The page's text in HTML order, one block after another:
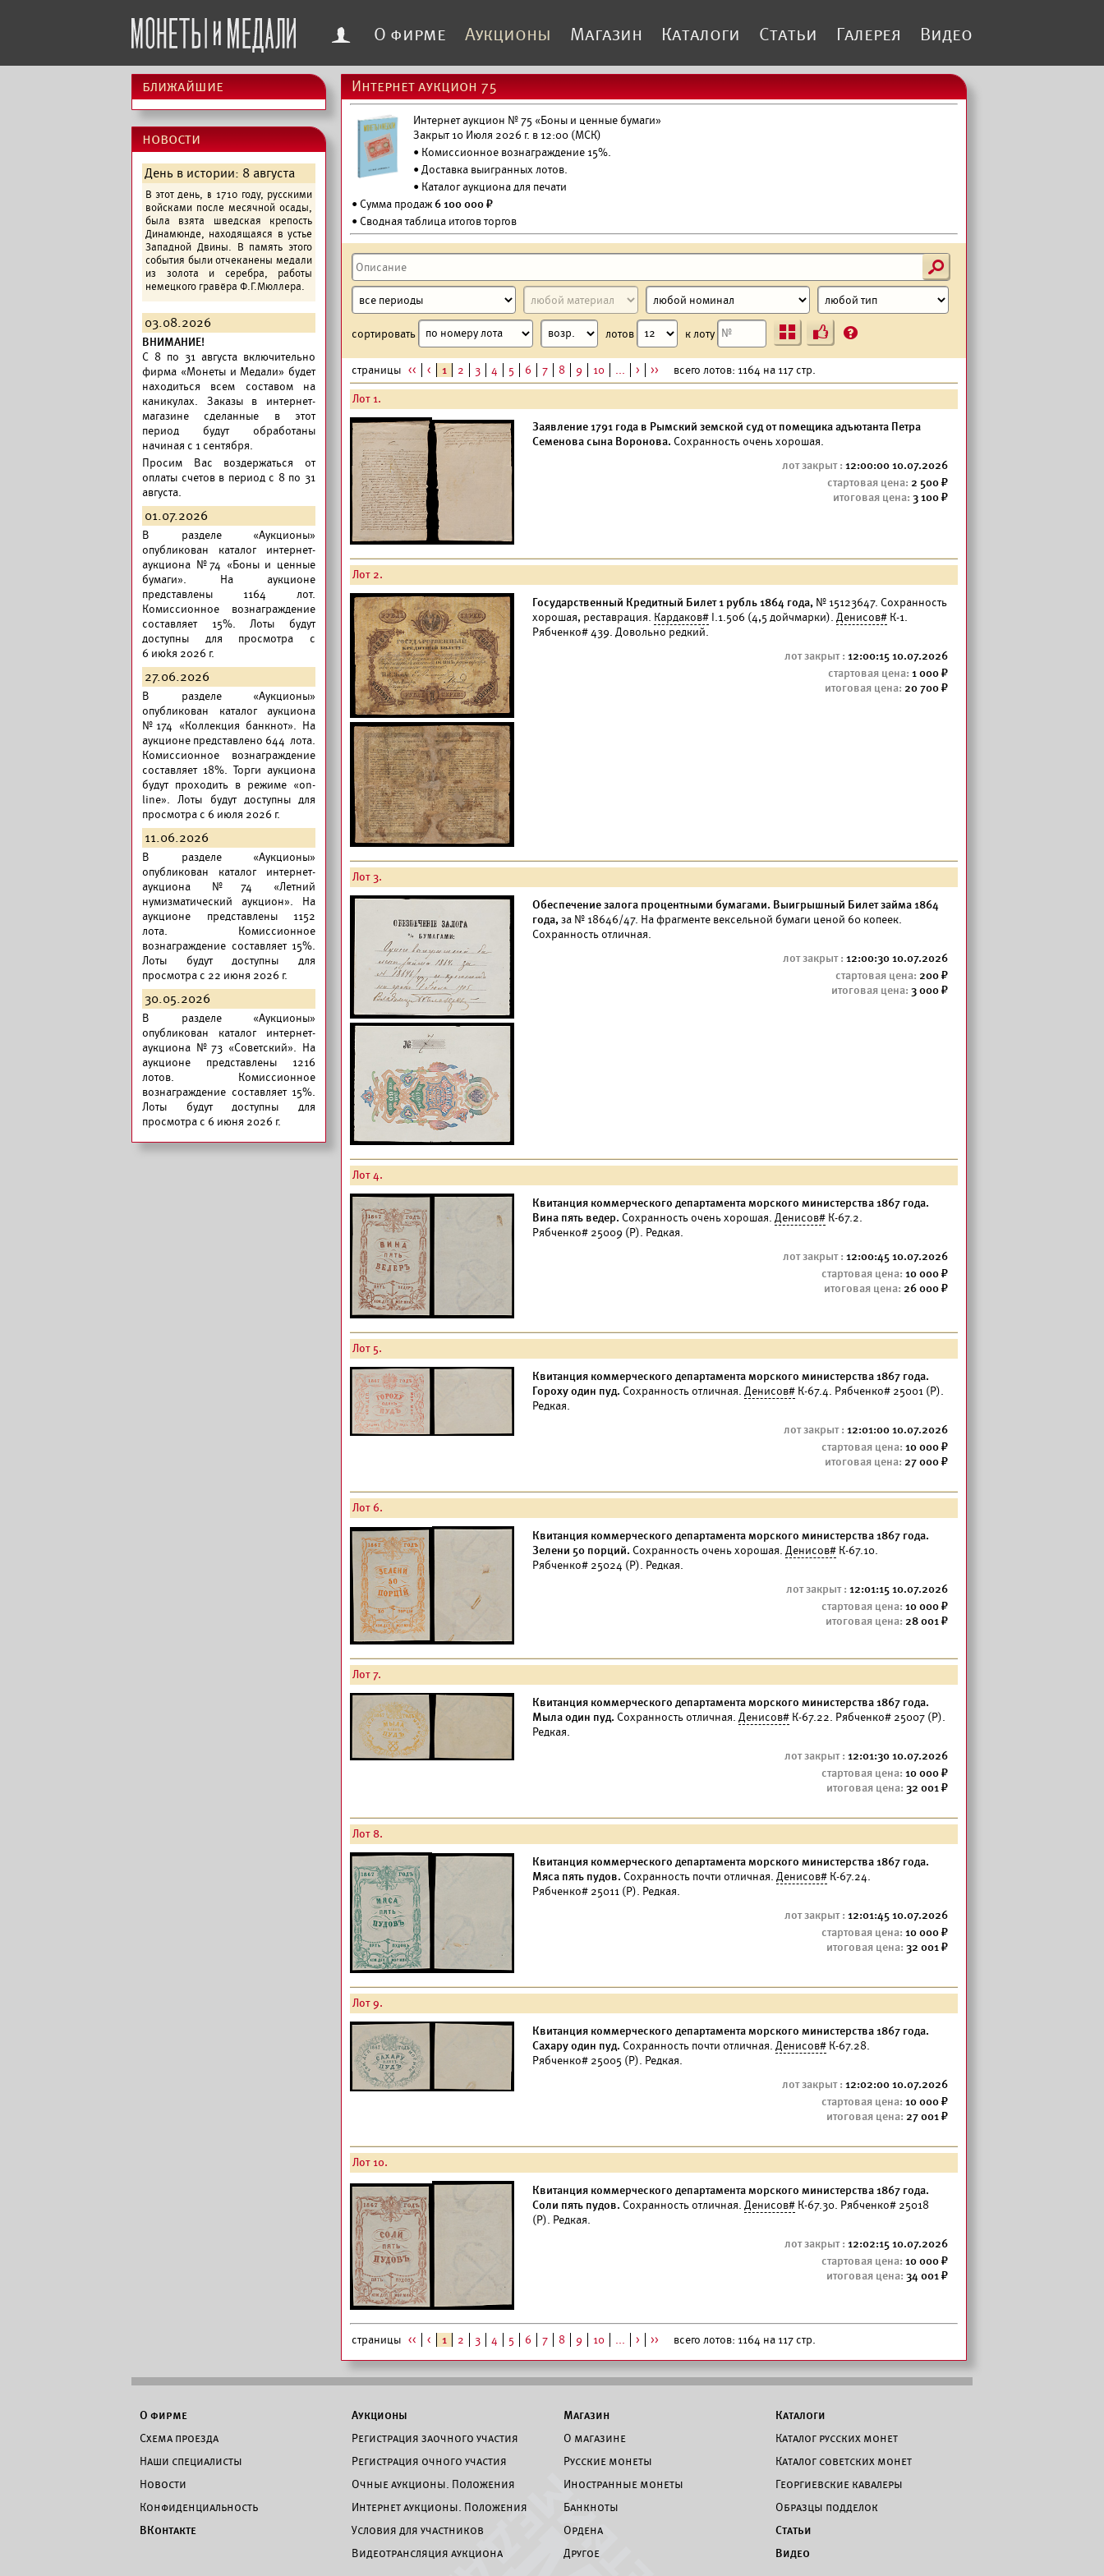
f О фирме Аукционы Магазин Каталоги Статьи Галерея Видео
ближайшие
новости
День в истории: 8 августа
В этот день, в 1710 году, русскими
войсками после месячной осады,
была взята шведская крепость
Динамюнде, находящаяся в устье
Западной Двины. В память этого
события были отчеканены медали
из золота и серебра, работы
немецкого гравёра Ф.Г.Мюллера.
03.08.2026
ВНИМАНИЕ!
C 8 по 31 августа включительно
фирма «Монеты и Медали» будет
находиться всем составом на
каникулах. Заказы в интернет-
магазине сделанные в этот
период будут обработаны
начиная с 1 сентября.
Просим Вас воздержаться от
оплаты счетов в период с 8 по 31
августа.
01.07.2026
В разделе «Аукционы»
опубликован каталог интернет-
аукциона №74 «Боны и ценные
бумаги». На аукционе
представлены 1164 лот.
Комиссионное вознаграждение
составляет 15%. Лоты будут
доступны для просмотра с
6 июkя 2026 г.
27.06.2026
В разделе «Аукционы»
опубликован каталог аукциона
№174 «Коллекция банкнот». На
аукционе представлено 644 лота.
Комиссионное вознаграждение
составляет 18%. Торги аукциона
будут проходить в режиме «on-
line». Лоты будут доступны для
просмотра с 6 июля 2026 г.
11.06.2026
В разделе «Аукционы»
опубликован каталог интернет-
аукциона №74 «Летний
нумизматический аукцион». На
аукционе представлены 1152
лота. Комиссионное
вознаграждение составляет 15%.
Лоты будут доступны для
просмотра с 22 июня 2026 г.
30.05.2026
В разделе «Аукционы»
опубликован каталог интернет-
аукциона №73 «Советский». На
аукционе представлены 1216
лотов. Комиссионное
вознаграждение составляет 15%.
Лоты будут доступны для
просмотра с 6 июня 2026 г.
Интернет аукцион 75
Интернет аукцион № 75 «Боны и ценные бумаги»
Закрыт 10 Июля 2026 г. в 12:00 (МСК)
• Комиссионное вознаграждение 15%.
•Доставка выигранных лотов.
• Каталог аукциона для печати
• Сумма продаж6 100 000 ₽
• Сводная таблица итогов торгов
s
сортировать лотов к лоту Ъ ?
страницы << < 1 2 3 4 5 6 7 8 9 10 ... > >> всего лотов: 1164 на 117 стр.
Лот 1.
Заявление 1791 года в Рымский земской суд от помещика адъютанта Петра
Семенова сына Воронова. Сохранность очень хорошая.
12:00:00 10.07.2026
2 500
3 100
Лот 2.
Государственный Кредитный Билет 1 рубль 1864 года, № 15123647. Сохранность
хорошая, реставрация. Кардаков# I.1.506 (4,5 дойчмарки). Денисов# К-1.
Рябченко# 439. Довольно редкий.
12:00:15 10.07.2026
1 000
20 700
Лот 3.
Обеспечение залога процентными бумагами. Выигрышный Билет займа 1864
года,за № 18646/47. На фрагменте вексельной бумаги ценой 60 копеек.
Сохранность отличная.
12:00:30 10.07.2026
200
3 000
Лот 4.
Квитанция коммерческого департамента морского министерства 1867 года.
Вина пять ведер. Сохранность очень хорошая. Денисов# К-67.2.
Рябченко# 25009 (Р). Редкая.
12:00:45 10.07.2026
10 000
26 000
Лот 5.
Квитанция коммерческого департамента морского министерства 1867 года.
Гороху один пуд. Сохранность отличная. Денисов# К-67.4. Рябченко# 25001 (Р).
Редкая.
12:01:00 10.07.2026
10 000
27 000
Лот 6.
Квитанция коммерческого департамента морского министерства 1867 года.
Зелени 50 порций. Сохранность очень хорошая. Денисов# К-67.10.
Рябченко# 25024 (Р). Редкая.
12:01:15 10.07.2026
10 000
28 001
Лот 7.
Квитанция коммерческого департамента морского министерства 1867 года.
Мыла один пуд. Сохранность отличная. Денисов# К-67.22. Рябченко# 25007 (Р).
Редкая.
12:01:30 10.07.2026
10 000
32 001
Лот 8.
Квитанция коммерческого департамента морского министерства 1867 года.
Мяса пять пудов. Сохранность почти отличная. Денисов# К-67.24.
Рябченко# 25011 (Р). Редкая.
12:01:45 10.07.2026
10 000
32 001
Лот 9.
Квитанция коммерческого департамента морского министерства 1867 года.
Сахару один пуд. Сохранность почти отличная. Денисов# К-67.28.
Рябченко# 25005 (Р). Редкая.
12:02:00 10.07.2026
10 000
27 001
Лот 10.
Квитанция коммерческого департамента морского министерства 1867 года.
Соли пять пудов. Сохранность отличная. Денисов# К-67.30. Рябченко# 25018
(Р). Редкая.
12:02:15 10.07.2026
10 000
34 001
страницы << < 1 2 3 4 5 6 7 8 9 10 ... > >> всего лотов: 1164 на 117 стр.
О фирме
Схема проезда
Наши специалисты
Новости
Конфиденциальность
ВКонтакте
Аукционы
Регистрация заочного участия
Регистрация очного участия
Очные аукционы. Положения
Интернет аукционы. Положения
Условия для участников
Видеотрансляция аукциона
Магазин
О магазине
Русские монеты
Иностранные монеты
Банкноты
Ордена
Другое
Каталоги
Каталог русских монет
Каталог советских монет
Георгиевские кавалеры
Образцы подделок
Статьи
Видео